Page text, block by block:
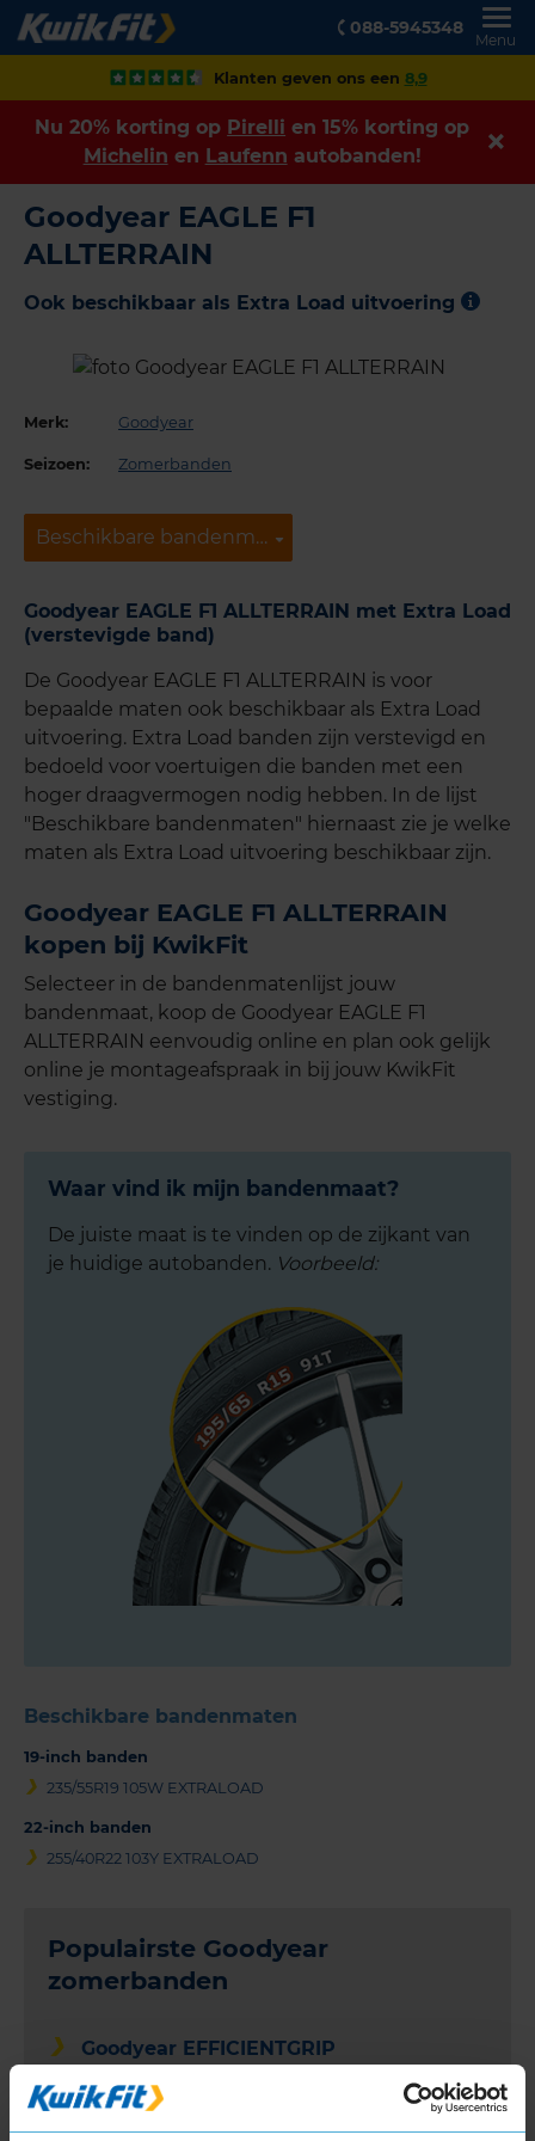
088-5945348
Menu
Klanten geven ons een 8,9
Nu 20% korting op Pirelli en 15% korting op
Michelin en Laufenn autobanden!
Goodyear EAGLE F1
ALLTERRAIN
Ook beschikbaar als Extra Load uitvoering
Merk: Goodyear
Seizoen: Zomerbanden
Beschikbare bandenmaten
Beschikbare bandenmaten
Goodyear EAGLE F1 ALLTERRAIN met Extra Load
(verstevigde band)
De Goodyear EAGLE F1 ALLTERRAIN is voor
bepaalde maten ook beschikbaar als Extra Load
uitvoering. Extra Load banden zijn verstevigd en
bedoeld voor voertuigen die banden met een
hoger draagvermogen nodig hebben. In de lijst
"Beschikbare bandenmaten" hiernaast zie je welke
maten als Extra Load uitvoering beschikbaar zijn.
Goodyear EAGLE F1 ALLTERRAIN
kopen bij KwikFit
Selecteer in de bandenmatenlijst jouw
bandenmaat, koop de Goodyear EAGLE F1
ALLTERRAIN eenvoudig online en plan ook gelijk
online je montageafspraak in bij jouw KwikFit
vestiging.
Waar vind ik mijn bandenmaat?
De juiste maat is te vinden op de zijkant van
je huidige autobanden. Voorbeeld:
Beschikbare bandenmaten
19-inch banden
235/55R19 105W EXTRALOAD
22-inch banden
255/40R22 103Y EXTRALOAD
Populairste Goodyear
zomerbanden
Goodyear EFFICIENTGRIP
Goodyear EFFICIENTGRIP